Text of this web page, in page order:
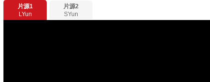
片源1
LYun
片源2
SYun